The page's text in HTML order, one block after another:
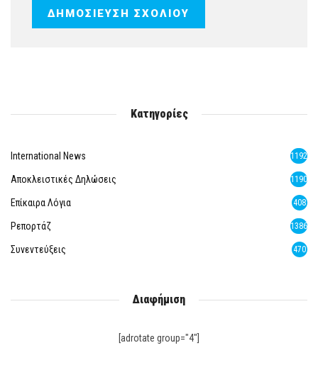
Κατηγορίες
International News 1192
Αποκλειστικές Δηλώσεις 1190
Επίκαιρα Λόγια 408
Ρεπορτάζ 1386
Συνεντεύξεις 470
Διαφήμιση
[adrotate group="4"]